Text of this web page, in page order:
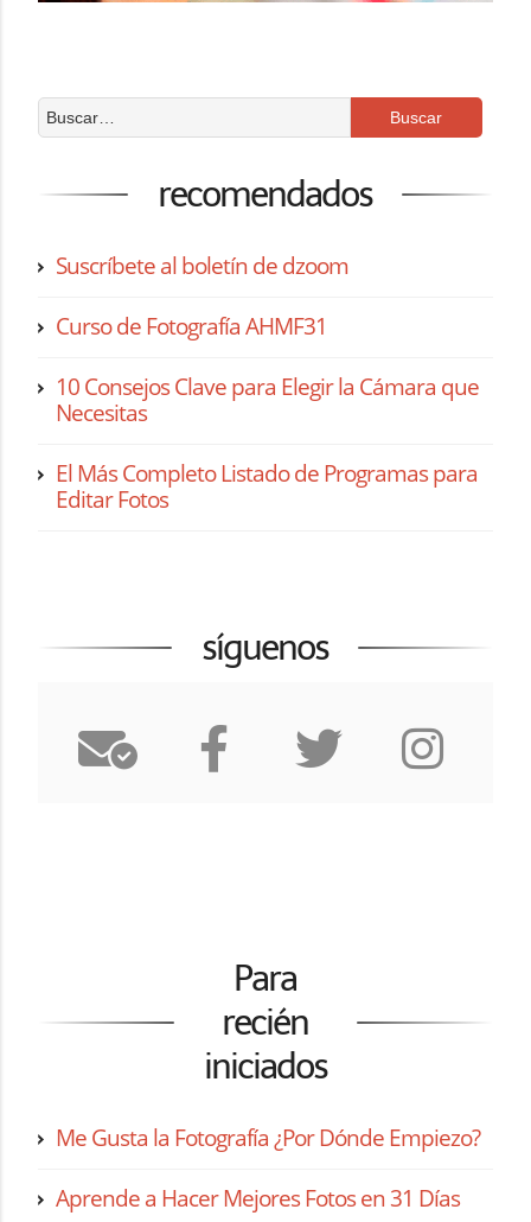
recomendados
Suscríbete al boletín de dzoom
Curso de Fotografía AHMF31
10 Consejos Clave para Elegir la Cámara que
Necesitas
El Más Completo Listado de Programas para
Editar Fotos
síguenos
Para
recién
iniciados
Me Gusta la Fotografía ¿Por Dónde Empiezo?
Aprende a Hacer Mejores Fotos en 31 Días